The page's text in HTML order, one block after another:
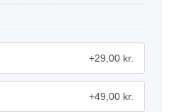
+29,00 kr.
+49,00 kr.